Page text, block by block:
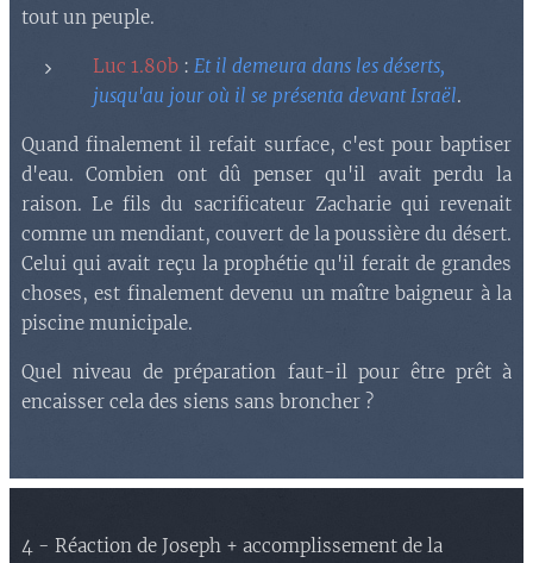
tout un peuple.
Luc 1.80b : Et il demeura dans les déserts,
jusqu'au jour où il se présenta devant Israël.
Quand finalement il refait surface, c'est pour baptiser
d'eau. Combien ont dû penser qu'il avait perdu la
raison. Le fils du sacrificateur Zacharie qui revenait
comme un mendiant, couvert de la poussière du désert.
Celui qui avait reçu la prophétie qu'il ferait de grandes
choses, est finalement devenu un maître baigneur à la
piscine municipale.
Quel niveau de préparation faut-il pour être prêt à
encaisser cela des siens sans broncher ?
4 - Réaction de Joseph + accomplissement de la